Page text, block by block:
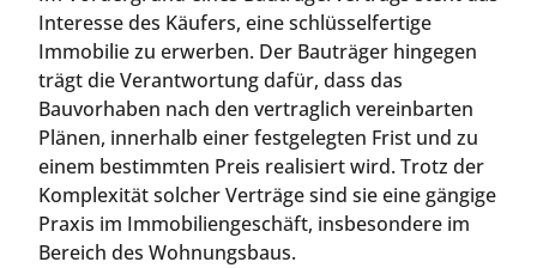
Interesse des Käufers, eine schlüsselfertige
Immobilie zu erwerben. Der Bauträger hingegen
trägt die Verantwortung dafür, dass das
Bauvorhaben nach den vertraglich vereinbarten
Plänen, innerhalb einer festgelegten Frist und zu
einem bestimmten Preis realisiert wird. Trotz der
Komplexität solcher Verträge sind sie eine gängige
Praxis im Immobiliengeschäft, insbesondere im
Bereich des Wohnungsbaus.